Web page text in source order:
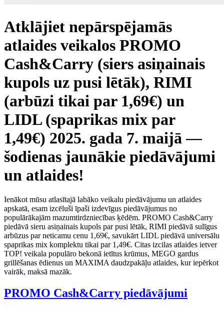
Atklājiet nepārspējamās
atlaides veikalos PROMO
Cash&Carry (siers asiņainais
kupols uz pusi lētāk), RIMI
(arbūzi tikai par 1,69€) un
LIDL (spaprikas mix par
1,49€) 2025. gada 7. maijā —
šodienas jaunākie piedāvājumi
un atlaides!
Ienākot mūsu atlasītajā labāko veikalu piedāvājumu un atlaides
apskatā, esam izcēluši īpaši izdevīgus piedāvājumus no
populārākajām mazumtirdzniecības ķēdēm. PROMO Cash&Carry
piedāvā sieru asiņainais kupols par pusi lētāk, RIMI piedāvā sulīgus
arbūzus par neticamu cenu 1,69€, savukārt LIDL piedāvā universālu
spaprikas mix komplektu tikai par 1,49€. Citas izcilas atlaides ietver
TOP! veikala populāro bekonā ietītus krūmus, MEGO gardus
grillēšanas ēdienus un MAXIMA daudzpakāļu atlaides, kur iepērkot
vairāk, maksā mazāk.
PROMO Cash&Carry piedāvājumi